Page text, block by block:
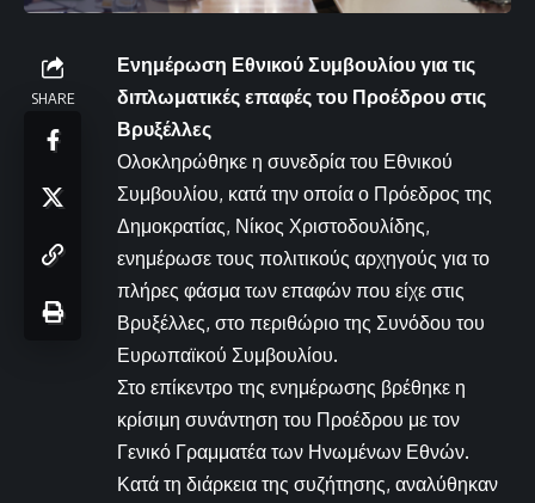
SHARE
Ενημέρωση Εθνικού Συμβουλίου για τις
διπλωματικές επαφές του Προέδρου στις
Βρυξέλλες
Ολοκληρώθηκε η συνεδρία του Εθνικού
Συμβουλίου, κατά την οποία ο Πρόεδρος της
Δημοκρατίας, Νίκος Χριστοδουλίδης,
ενημέρωσε τους πολιτικούς αρχηγούς για το
πλήρες φάσμα των επαφών που είχε στις
Βρυξέλλες, στο περιθώριο της Συνόδου του
Ευρωπαϊκού Συμβουλίου.
Στο επίκεντρο της ενημέρωσης βρέθηκε η
κρίσιμη συνάντηση του Προέδρου με τον
Γενικό Γραμματέα των Ηνωμένων Εθνών.
Κατά τη διάρκεια της συζήτησης, αναλύθηκαν